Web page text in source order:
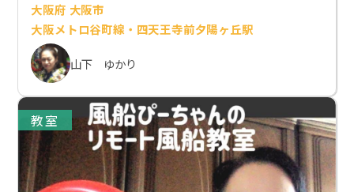
大阪府 大阪市
大阪メトロ谷町線・四天王寺前夕陽ヶ丘駅
山下 ゆかり
教室